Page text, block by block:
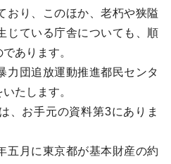
おり、このほか、老朽や狭隘
じている庁舎についても、順
あります。
団追放運動推進都民センタ
たします。
、お手元の資料第3にありま
月に東京都が基本財産の約